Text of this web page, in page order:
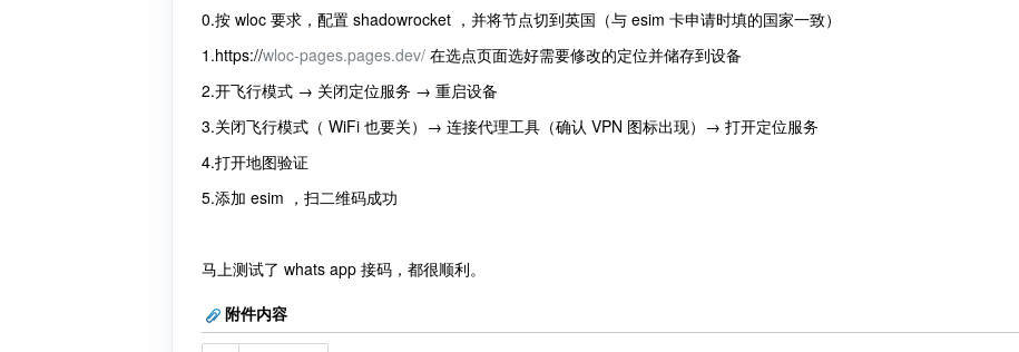
0.按 wloc 要求，配置 shadowrocket ，并将节点切到英国（与 esim 卡申请时填的国家一致）
1.https://wloc-pages.pages.dev/ 在选点页面选好需要修改的定位并储存到设备
2.开飞行模式 → 关闭定位服务 → 重启设备
3.关闭飞行模式（ WiFi 也要关）→ 连接代理工具（确认 VPN 图标出现）→ 打开定位服务
4.打开地图验证
5.添加 esim ，扫二维码成功
马上测试了 whats app 接码，都很顺利。
附件内容